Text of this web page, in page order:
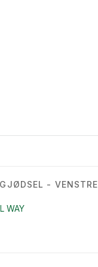
- VENSTRE
WAY